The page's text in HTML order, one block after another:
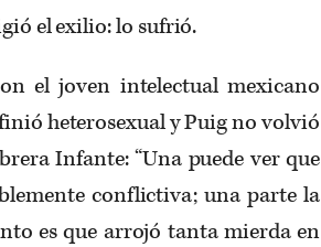
el exilio: lo sufrió.
el joven intelectual mexicano
heterosexual y Puig no volvió
Infante: “Una puede ver que
conflictiva; una parte la
es que arrojó tanta mierda en